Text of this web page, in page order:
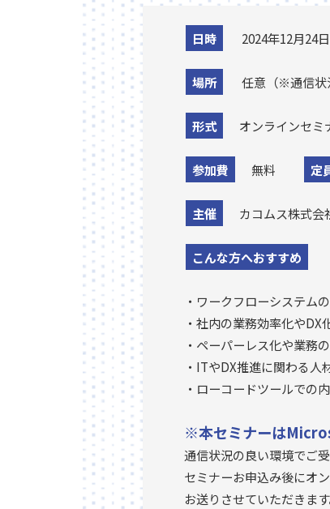
日時 2024年12月24
場所 任意（※通信状
形式 オンラインセミ
参加費 無料 定
主催 カコムス株式会
こんな方へおすすめ
・ワークフローシステム
・社内の業務効率化や
・ペーパーレス化や業務
・ITやDX推進に関わる
・ローコードツールでの
※本セミナーは
通信状況の良い環境でご受
セミナーお申込み後にオ
お送りさせていただきま